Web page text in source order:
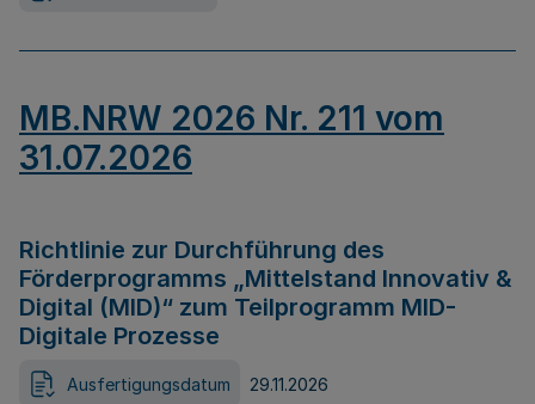
MB.NRW 2026 Nr. 211 vom
31.07.2026
Richtlinie zur Durchführung des
Förderprogramms „Mittelstand Innovativ &
Digital (MID)“ zum Teilprogramm MID-
Digitale Prozesse
Ausfertigungsdatum 29.11.2026